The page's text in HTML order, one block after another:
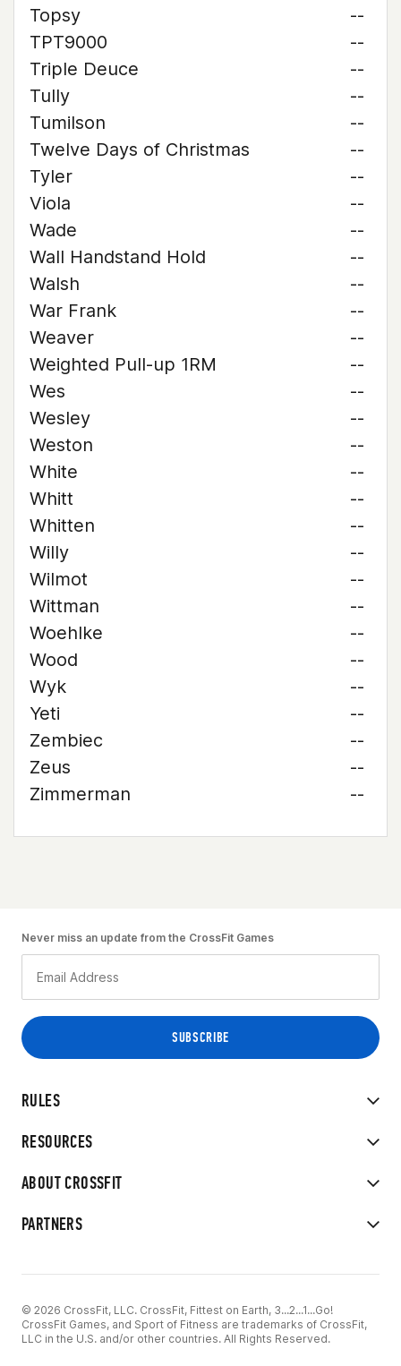
Topsy
--
TPT9000
--
Triple Deuce
--
Tully
--
Tumilson
--
Twelve Days of Christmas
--
Tyler
--
Viola
--
Wade
--
Wall Handstand Hold
--
Walsh
--
War Frank
--
Weaver
--
Weighted Pull-up 1RM
--
Wes
--
Wesley
--
Weston
--
White
--
Whitt
--
Whitten
--
Willy
--
Wilmot
--
Wittman
--
Woehlke
--
Wood
--
Wyk
--
Yeti
--
Zembiec
--
Zeus
--
Zimmerman
--
RULES
RESOURCES
ABOUT CROSSFIT
PARTNERS
Never miss an update from the CrossFit Games
© 2026 CrossFit, LLC. CrossFit, Fittest on Earth, 3...2...1...Go!
CrossFit Games, and Sport of Fitness are trademarks of CrossFit,
LLC in the U.S. and/or other countries. All Rights Reserved.